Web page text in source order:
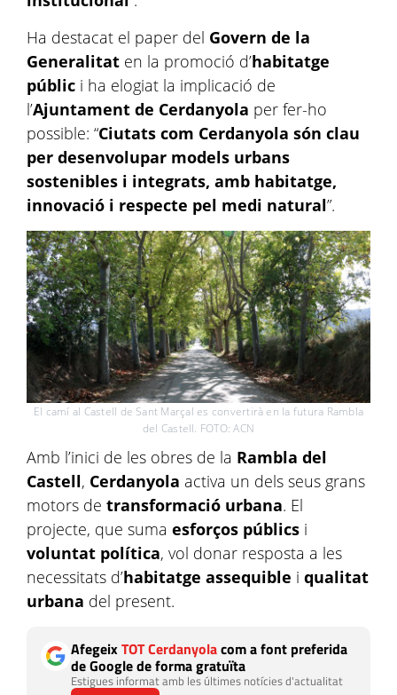
Ha destacat el paper del Govern de la
Generalitat en la promoció d’habitatge
públic i ha elogiat la implicació de
l’Ajuntament de Cerdanyola per fer-ho
possible: “Ciutats com Cerdanyola són clau
per desenvolupar models urbans
sostenibles i integrats, amb habitatge,
innovació i respecte pel medi natural”.
El camí al Castell de Sant Marçal es convertirà en la futura Rambla
del Castell. FOTO: ACN
Amb l’inici de les obres de la Rambla del
Castell, Cerdanyola activa un dels seus grans
motors de transformació urbana. El
projecte, que suma esforços públics i
voluntat política, vol donar resposta a les
necessitats d’habitatge assequible i qualitat
urbana del present.
AfegeixTOT Cerdanyolacom a font preferida
de Google de forma gratuïta
Estigues informat amb les últimes notícies d'actualitat